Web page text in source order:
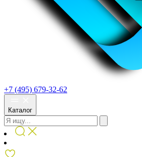
+7 (495) 679-32-62
Каталог